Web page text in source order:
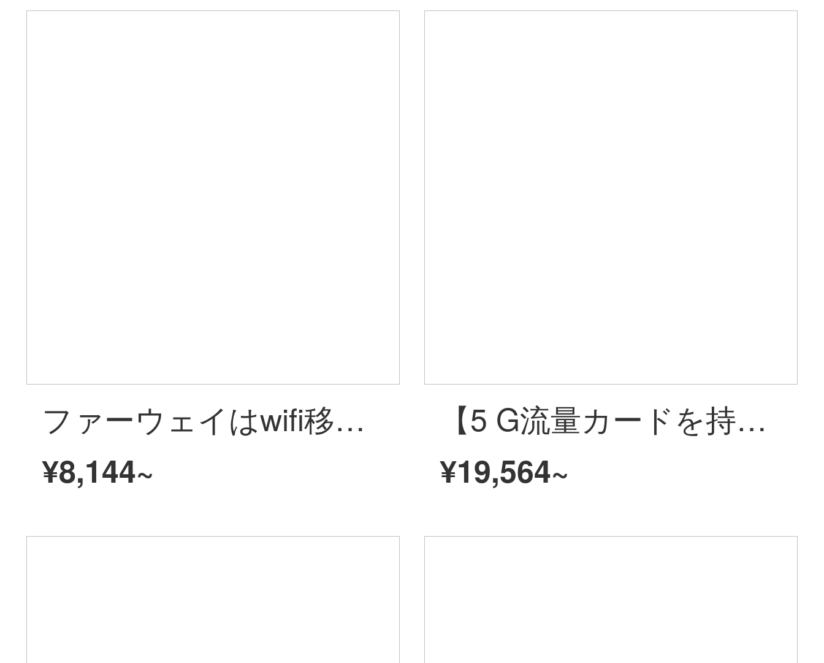
ファーウェイはwifi移動ルートを身につけています。全網通企業級CPE 4 G無線ルータB 316-855カードでインターネットを利用して無限流量の無線LANカード5 g B 316+一年コース丨月に1500 Gの全行程の高速を享受します。
¥8,144~
【5 G流量カードを持っています】ファーウェイ5 g cpe pro 2携帯Wifi移動無線ルータカード5 G/4 G全網通無線LANカードE 6878【8000 m安5/4 G高速】高級版
¥19,564~